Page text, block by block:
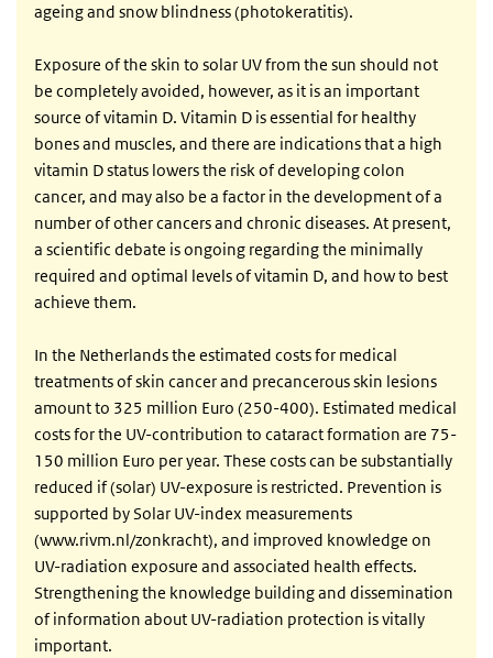
ageing and snow blindness (photokeratitis).
Exposure of the skin to solar UV from the sun should not
be completely avoided, however, as it is an important
source of vitamin D. Vitamin D is essential for healthy
bones and muscles, and there are indications that a high
vitamin D status lowers the risk of developing colon
cancer, and may also be a factor in the development of a
number of other cancers and chronic diseases. At present,
a scientific debate is ongoing regarding the minimally
required and optimal levels of vitamin D, and how to best
achieve them.
In the Netherlands the estimated costs for medical
treatments of skin cancer and precancerous skin lesions
amount to 325 million Euro (250-400). Estimated medical
costs for the UV-contribution to cataract formation are 75-
150 million Euro per year. These costs can be substantially
reduced if (solar) UV-exposure is restricted. Prevention is
supported by Solar UV-index measurements
(www.rivm.nl/zonkracht), and improved knowledge on
UV-radiation exposure and associated health effects.
Strengthening the knowledge building and dissemination
of information about UV-radiation protection is vitally
important.